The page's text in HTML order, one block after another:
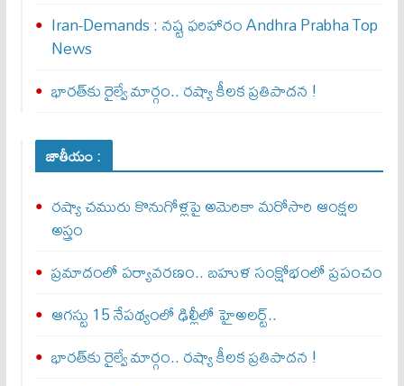
Iran-Demands : న‌ష్ట ఫ‌రిహారం Andhra Prabha Top
News
భారత్‌కు రైల్వే మార్గం.. రష్యా కీలక ప్రతిపాదన !
జాతీయం :
రష్యా చమురు కొనుగోళ్లపై అమెరికా మరోసారి ఆంక్షల
అస్త్రం
ప్రమాదంలో పర్యావరణం.. బహుళ సంక్షోభంలో ప్రపంచం
ఆగస్టు 15 నేపథ్యంలో ఢిల్లీలో హైఅలర్ట్..
భారత్‌కు రైల్వే మార్గం.. రష్యా కీలక ప్రతిపాదన !